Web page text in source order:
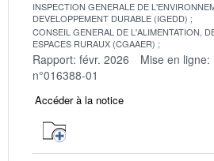
INSPECTION GENERALE DE
DEVELOPPEMENT DURABLE (IGEDD)
CONSEIL GENERAL DE L'ALIMENTATION,
ESPACES RURAUX (CGAAER)
Rapport: févr. 2026 Mise en ligne:
n°016388-01
Accéder à la notice